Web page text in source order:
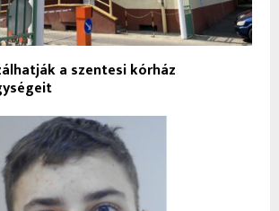
a szentesi kórház